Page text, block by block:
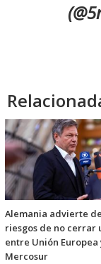
Alemania advierte
riesgos de no cerrar
entre Unión Europea
Mercosur